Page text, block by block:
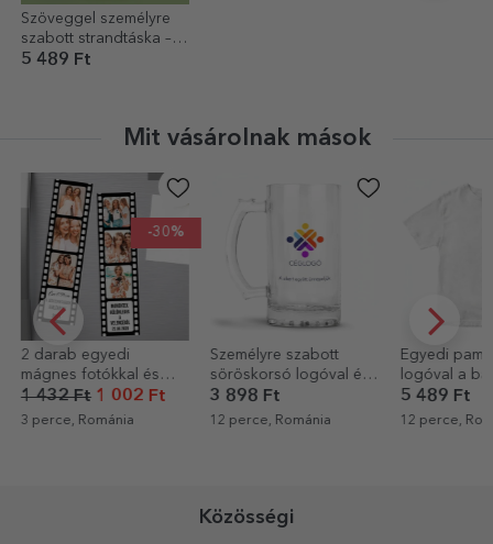
Szöveggel személyre
szabott strandtáska –
Mystic modell
5 489 Ft
Mit vásárolnak mások
-30%
2 darab egyedi
mágnes fotókkal és
szöveggel - Különleges
pillanatok
1 432 Ft1 002 Ft
3 perce, Románia
Személyre szabott
söröskorsó logóval és
szöveggel
3 898 Ft
12 perce, Románia
Egyedi
logóval a
5 489 Ft
12 perce,
Közösségi